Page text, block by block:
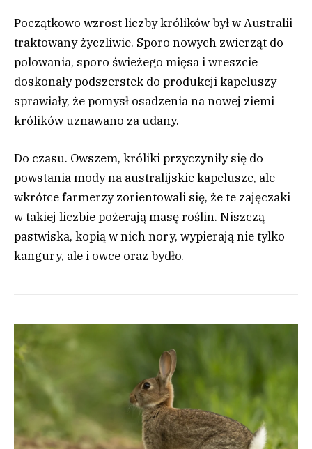
Początkowo wzrost liczby królików był w Australii
traktowany życzliwie. Sporo nowych zwierząt do
polowania, sporo świeżego mięsa i wreszcie
doskonały podszerstek do produkcji kapeluszy
sprawiały, że pomysł osadzenia na nowej ziemi
królików uznawano za udany.
Do czasu. Owszem, króliki przyczyniły się do
powstania mody na australijskie kapelusze, ale
wkrótce farmerzy zorientowali się, że te zajęczaki
w takiej liczbie pożerają masę roślin. Niszczą
pastwiska, kopią w nich nory, wypierają nie tylko
kangury, ale i owce oraz bydło.